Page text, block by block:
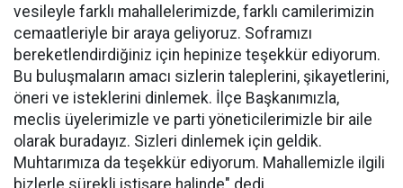
vesileyle farklı mahallelerimizde, farklı camilerimizin
cemaatleriyle bir araya geliyoruz. Soframızı
bereketlendirdiğiniz için hepinize teşekkür ediyorum.
Bu buluşmaların amacı sizlerin taleplerini, şikayetlerini,
öneri ve isteklerini dinlemek. İlçe Başkanımızla,
meclis üyelerimizle ve parti yöneticilerimizle bir aile
olarak buradayız. Sizleri dinlemek için geldik.
Muhtarımıza da teşekkür ediyorum. Mahallemizle ilgili
bizlerle sürekli istişare halinde" dedi.